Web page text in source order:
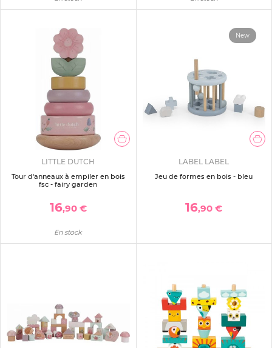
LITTLE DUTCH
Tour d'anneaux à empiler en bois
fsc - fairy garden
16,90 €
En stock
New
LABEL LABEL
Jeu de formes en bois - bleu
16,90 €